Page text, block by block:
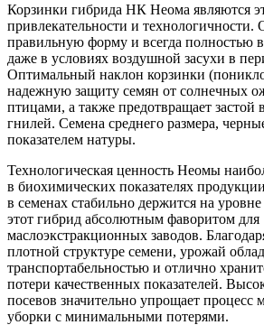
Корзинки гибрида НК Неома являются
привлекательности и
правильную форму и всегда полностью
даже в условиях воздушной засухи в
Оптимальный наклон корзинки
надежную защиту семян от солнечных
птицами, а также предотвращает застой
гнилей. Семена среднего размера,
показателем натуры.
Технологическая ценность Неомы
в биохимических показателях
в семенах стабильно держится на
этот гибрид абсолютным фаворитом для
маслоэкстракционных заводов.
плотной структуре семени, урожай
транспортабельностью и отлично
потери качественных показателей.
посевов значительно упрощает процесс
уборки с минимальными потерями.